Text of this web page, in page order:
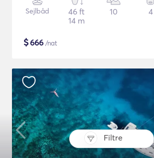
Filtre
Sejlbåd
46 ft
14 m
10 4
$666 /nat